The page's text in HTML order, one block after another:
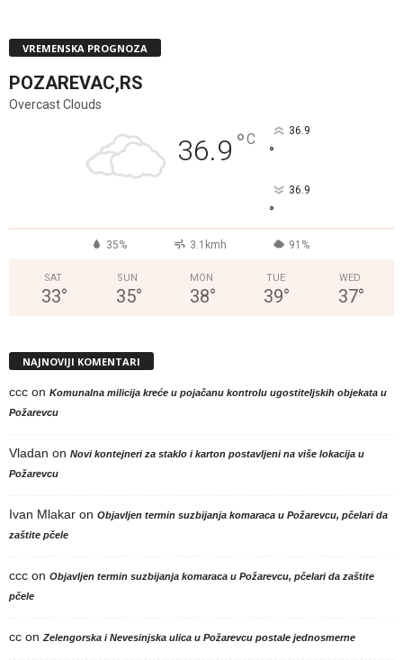
VREMENSKA PROGNOZA
POZAREVAC,RS
Overcast Clouds
36.9 °C 36.9
°
36.9
°
35% 3.1kmh 91%
SAT
33°
SUN
35°
MON
38°
TUE
39°
WED
37°
NAJNOVIJI KOMENTARI
ccc on Komunalna milicija kreće u pojačanu kontrolu ugostiteljskih objekata u
Požarevcu
Vladan on Novi kontejneri za staklo i karton postavljeni na više lokacija u
Požarevcu
Ivan Mlakar on Objavljen termin suzbijanja komaraca u Požarevcu, pčelari da
zaštite pčele
ccc on Objavljen termin suzbijanja komaraca u Požarevcu, pčelari da zaštite
pčele
cc on Zelengorska i Nevesinjska ulica u Požarevcu postale jednosmerne